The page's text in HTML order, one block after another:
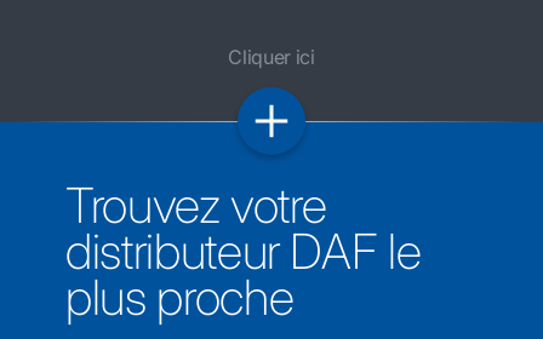
Cliquer ici
Trouvez votre
distributeur DAF le
plus proche